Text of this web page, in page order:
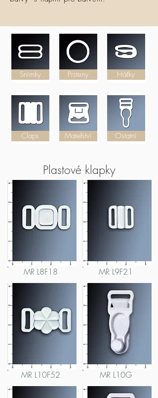
Snímky
Claps
Prsteny
Mateřství
Háčky
Ostatní
Plastové klapky
MR L8F18
MR L10F52
MR L9F21
MR L10G